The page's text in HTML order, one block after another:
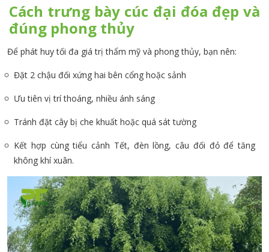
Cách trưng bày cúc đại đóa đẹp và
đúng phong thủy
Để phát huy tối đa giá trị thẩm mỹ và phong thủy, bạn nên:
Đặt 2 chậu đối xứng hai bên cổng hoặc sảnh
Ưu tiên vị trí thoáng, nhiều ánh sáng
Tránh đặt cây bị che khuất hoặc quá sát tường
Kết hợp cùng tiểu cảnh Tết, đèn lồng, câu đối đỏ để tăng
không khí xuân.